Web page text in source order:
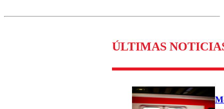
ÚLTIMAS